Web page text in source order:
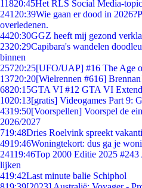
11820:45Het RLS Social Media-
241 20:39Wie gaan er dood in
overledenen.
4420:30GGZ heeft mij gezond
2320:29Capibara's wandelen
binnen
25720:25[UFO/UAP] #16 The Age
13720:20[Wielrennen #616]
6820:15GTA VI #12 GTA VI
1020:13[gratis] Videogames Part 9:
4319:50[Voorspellen] Voorspel de
2026/2027
719:48Dries Roelvink spreekt
4919:46Woningtekort: dus ga je
24119:46Top 2000 Editie 2025
lijken
419:42Last minute balie Schiphol